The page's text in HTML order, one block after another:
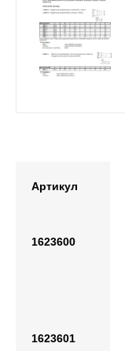
Артикул
1623600
1623601